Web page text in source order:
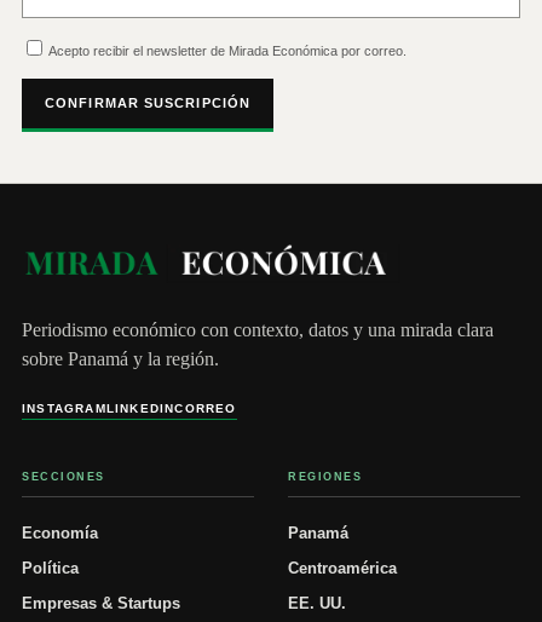
Acepto recibir el newsletter de Mirada Económica por correo.
CONFIRMAR SUSCRIPCIÓN
Periodismo económico con contexto, datos y una mirada clara
sobre Panamá y la región.
INSTAGRAMLINKEDINCORREO
SECCIONES
Economía
Política
Empresas & Startups
REGIONES
Panamá
Centroamérica
EE. UU.